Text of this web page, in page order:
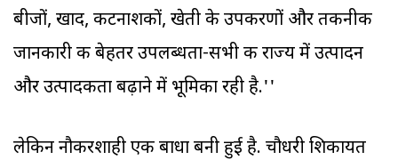
बीजों, खाद, कीटनाशकों, खेती के उपकरणों और तकनीकी
जानकारी की बेहतर उपलब्धता-सभी की राज्‍य में उत्पादन
और उत्पादकता बढ़ाने में भूमिका रही है.''
लेकिन नौकरशाही एक बाधा बनी हुई है. चौधरी शिकायत